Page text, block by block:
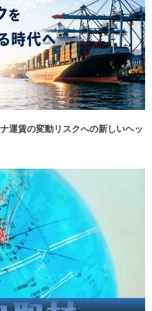
運賃の変動リスクへの新しいヘッ